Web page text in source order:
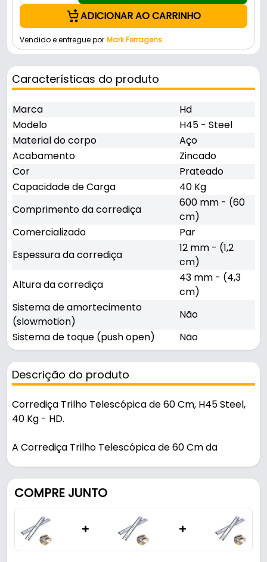
ADICIONAR AO CARRINHO
Vendido e entregue por Mark Ferragens
Características do produto
Marca
Hd
Modelo
H45 - Steel
Material do corpo
Aço
Acabamento
Zincado
Cor
Prateado
Capacidade de Carga
40 Kg
Comprimento da corrediça
600 mm - (60
cm)
Comercializado
Par
Espessura da corrediça
12 mm - (1,2
cm)
Altura da corrediça
43 mm - (4,3
cm)
Sistema de amortecimento
(slowmotion)
Não
Sistema de toque (push open)
Não
Descrição do produto
Corrediça Trilho Telescópica de 60 Cm, H45 Steel,
40 Kg - HD.
A Corrediça Trilho Telescópica de 60 Cm da
de deslizamento projetado para móveis, gavetas e
outras aplicações que exigem movimento suave e
estável. Composta por vários trilhos que se
estendem e retraem, ela permite que uma gaveta
ou componente se mova facilmente para fora e
para dentro de uma estrutura. Esse modelo de
COMPRE JUNTO
+ +